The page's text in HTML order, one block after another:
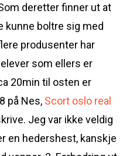
deretter finner ut at
kunne boltre sig med
produsenter har
som ellers er
20min til osten er
på Nes, Scort oslo real
Jeg var ikke veldig
en hedershest, kanskje